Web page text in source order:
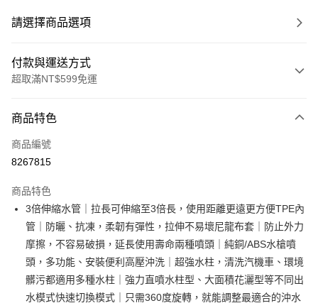
請選擇商品選項
付款與運送方式
超取滿NT$599免運
信用卡一次付款
超商取貨付款
Apple Pay
街口支付
Google Pay
全盈+PAY
商品特色
商品編號
8267815
商品特色
3倍伸縮水管｜拉長可伸縮至3倍長，使用距離更遠更方便TPE內
管｜防曬、抗凍，柔韌有彈性，拉伸不易壞尼龍布套｜防止外力
摩擦，不容易破損，延長使用壽命兩種噴頭｜純銅/ABS水槍噴
頭，多功能、安裝便利高壓沖洗｜超強水柱，清洗汽機車、環境
髒污都適用多種水柱｜強力直噴水柱型、大面積花灑型等不同出
水模式快速切換模式｜只需360度旋轉，就能調整最適合的沖水